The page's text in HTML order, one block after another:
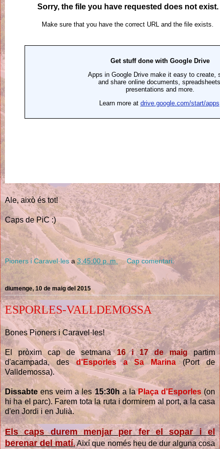
Ale, això és tot!
Caps de PiC :)
Pioners i Caravel·les a 3:45:00 p. m. Cap comentari:
diumenge, 10 de maig del 2015
ESPORLES-VALLDEMOSSA
Bones Pioners i Caravel·les!
El pròxim cap de setmana16 i 17 de maigpartim
d'acampada, desd'Esporles a Sa Marina (Port de
Valldemossa).
Dissabteens veim a les15:30h a laPlaça d'Esporles(on
hi ha el parc). Farem tota la ruta i dormirem al port, a la casa
d'en Jordi i en Julià.
Els caps durem menjar per fer el sopar i el
berenar del matí.Així que només heu de dur alguna cosa